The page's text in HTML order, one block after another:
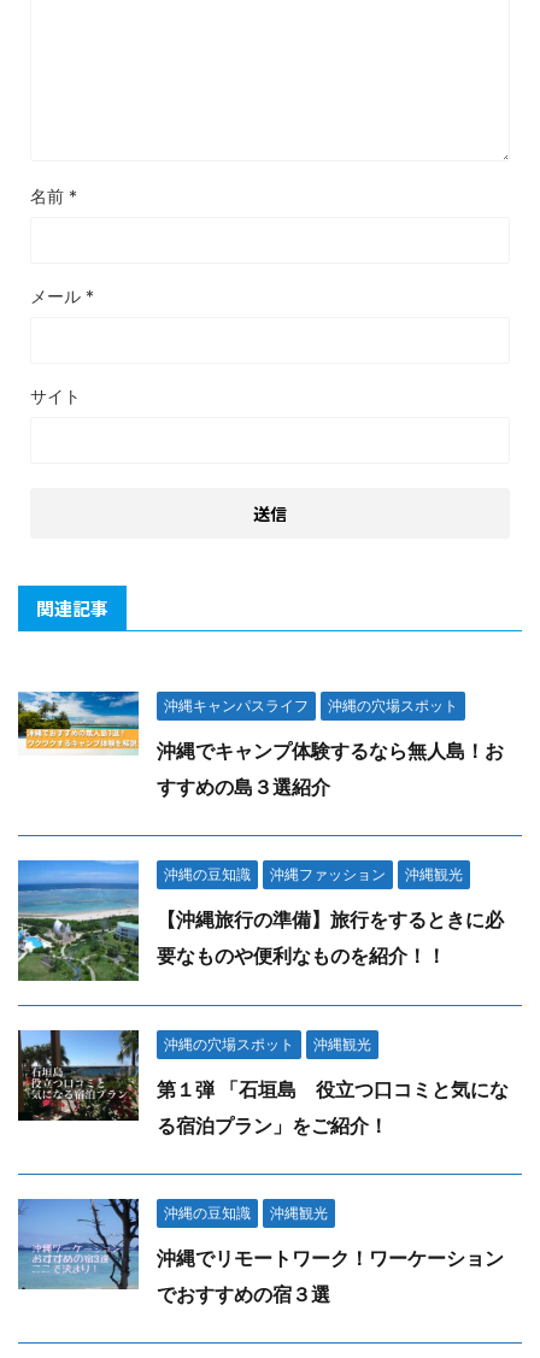
名前 *
メール *
サイト
関連記事
沖縄キャンパスライフ 沖縄の穴場スポット
沖縄でキャンプ体験するなら無人島！お
すすめの島３選紹介
沖縄の豆知識 沖縄ファッション 沖縄観光
【沖縄旅行の準備】旅行をするときに必
要なものや便利なものを紹介！！
沖縄の穴場スポット 沖縄観光
第１弾 「石垣島 役立つ口コミと気にな
る宿泊プラン」をご紹介！
沖縄の豆知識 沖縄観光
沖縄でリモートワーク！ワーケーション
でおすすめの宿３選